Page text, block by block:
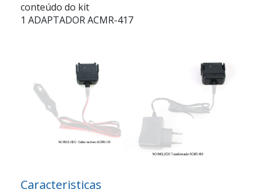
conteúdo do kit
1 ADAPTADOR ACMR-417
Caracteristicas